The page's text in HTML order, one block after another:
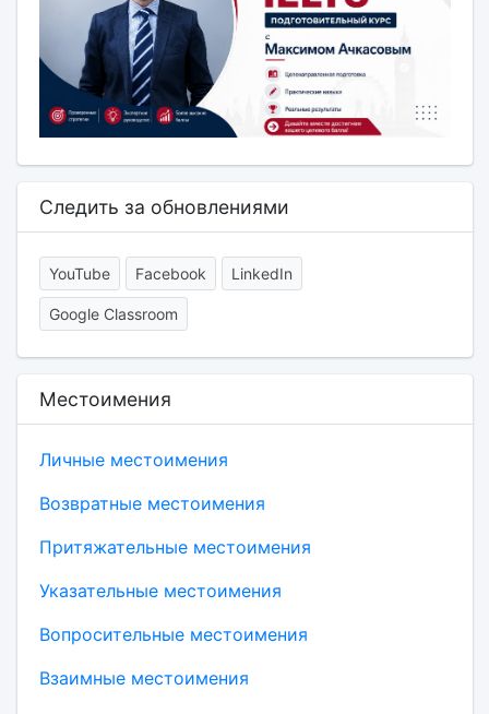
Следить за обновлениями
YouTube Facebook LinkedIn
Google Classroom
Местоимения
Личные местоимения
Возвратные местоимения
Притяжательные местоимения
Указательные местоимения
Вопросительные местоимения
Взаимные местоимения